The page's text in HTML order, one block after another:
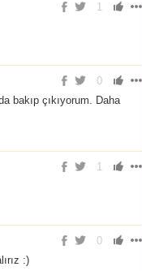
1
0
bakıp çıkıyorum. Daha
1
0
:)